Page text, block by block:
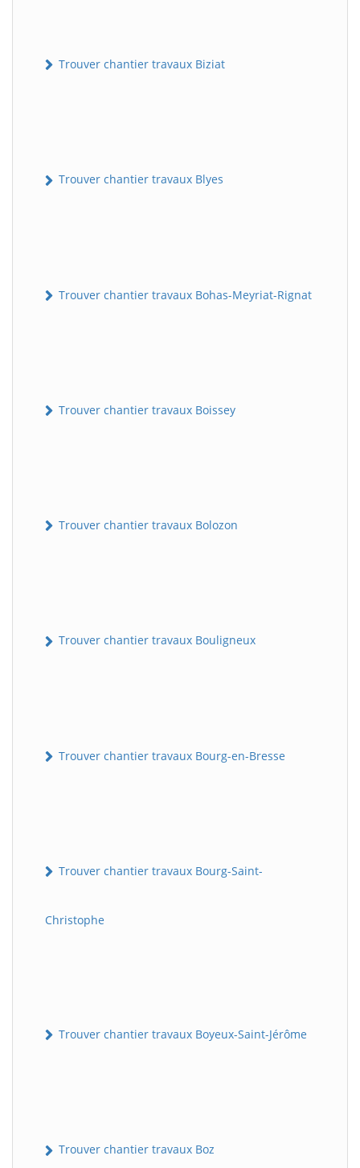
Trouver chantier travaux Biziat
Trouver chantier travaux Blyes
Trouver chantier travaux Bohas-Meyriat-Rignat
Trouver chantier travaux Boissey
Trouver chantier travaux Bolozon
Trouver chantier travaux Bouligneux
Trouver chantier travaux Bourg-en-Bresse
Trouver chantier travaux Bourg-Saint-
Christophe
Trouver chantier travaux Boyeux-Saint-Jérôme
Trouver chantier travaux Boz